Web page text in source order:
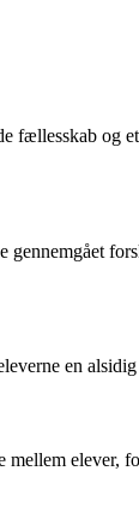
fællesskab
en
elever,